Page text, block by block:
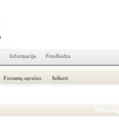
Informacija FotoKūdra
Forumų sąrašas Ieškoti